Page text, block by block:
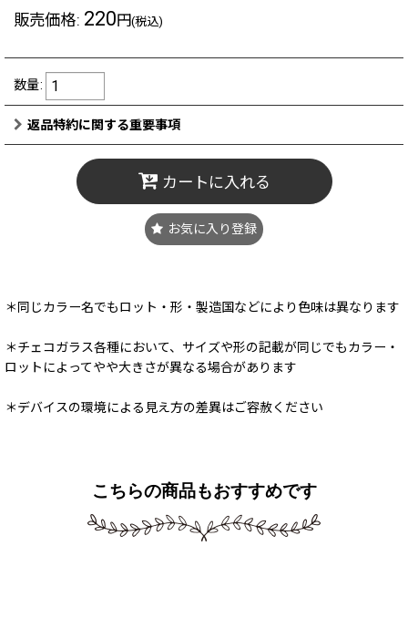
販売価格: 220円(税込)
数量:
返品特約に関する重要事項
カートに入れる
お気に入り登録
＊同じカラー名でもロット・形・製造国などにより色味は異なります
＊チェコガラス各種において、サイズや形の記載が同じでもカラー・
ロットによってやや大きさが異なる場合があります
＊デバイスの環境による見え方の差異はご容赦ください
こちらの商品もおすすめです